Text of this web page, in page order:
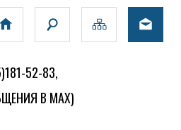
52-83,
В MAX)